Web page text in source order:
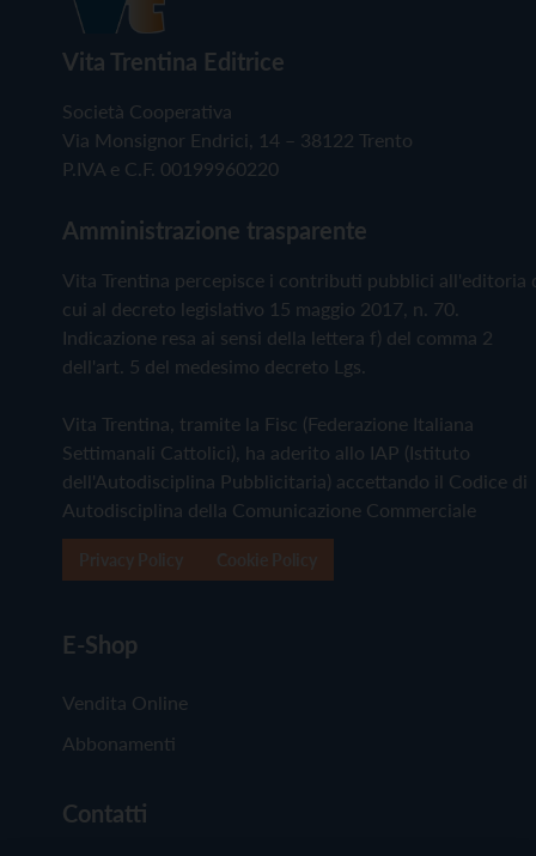
Vita Trentina Editrice
Società Cooperativa
Via Monsignor Endrici, 14 – 38122 Trento
P.IVA e C.F. 00199960220
Amministrazione trasparente
Vita Trentina percepisce i contributi pubblici all'editoria
cui al decreto legislativo 15 maggio 2017, n. 70.
Indicazione resa ai sensi della lettera f) del comma 2
dell'art. 5 del medesimo decreto Lgs.
Vita Trentina, tramite la Fisc (Federazione Italiana
Settimanali Cattolici), ha aderito allo IAP (Istituto
dell'Autodisciplina Pubblicitaria) accettando il Codice di
Autodisciplina della Comunicazione Commerciale
E-Shop
Vendita Online
Abbonamenti
Contatti